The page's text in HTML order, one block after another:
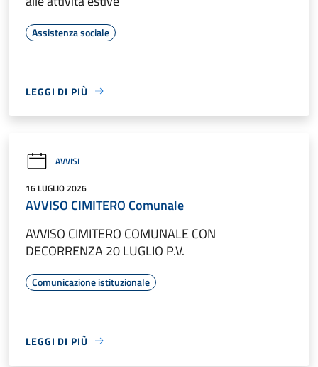
Assistenza sociale
LEGGI DI PIÙ
AVVISI
16 LUGLIO 2026
AVVISO CIMITERO Comunale
AVVISO CIMITERO COMUNALE CON
DECORRENZA 20 LUGLIO P.V.
Comunicazione istituzionale
LEGGI DI PIÙ